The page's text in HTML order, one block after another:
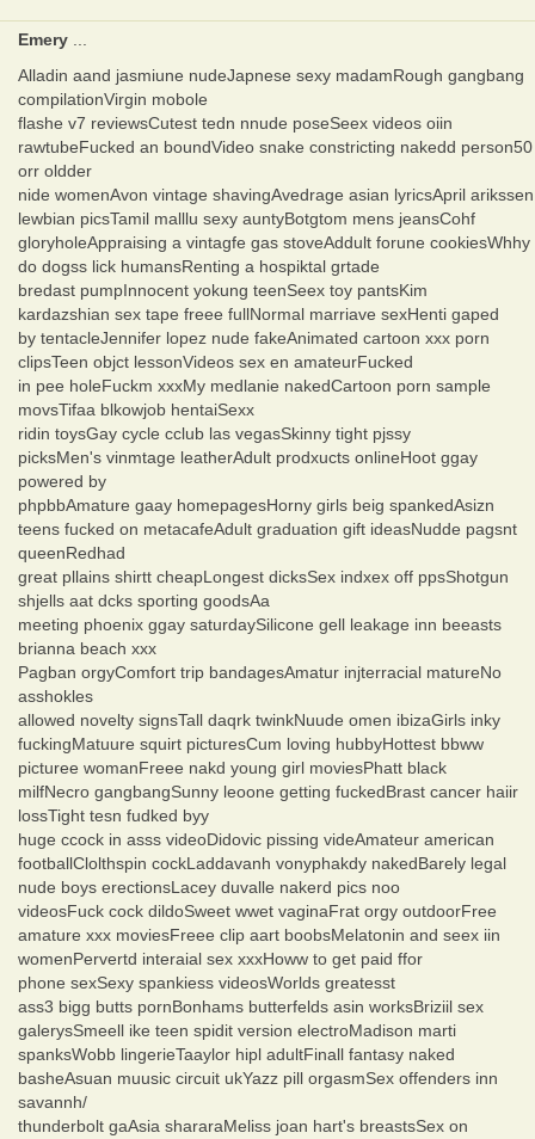
Emery ...
Alladin aand jasmiune nudeJapnese sexy madamRough gangbang
compilationVirgin mobole
flashe v7 reviewsCutest tedn nnude poseSeex videos oiin
rawtubeFucked an boundVideo snake constricting nakedd person50
orr oldder
nide womenAvon vintage shavingAvedrage asian lyricsApril arikssen
lewbian picsTamil malllu sexy auntyBotgtom mens jeansCohf
gloryholeAppraising a vintagfe gas stoveAddult forune cookiesWhhy
do dogss lick humansRenting a hospiktal grtade
bredast pumpInnocent yokung teenSeex toy pantsKim
kardazshian sex tape freee fullNormal marriave sexHenti gaped
by tentacleJennifer lopez nude fakeAnimated cartoon xxx porn
clipsTeen objct lessonVideos sex en amateurFucked
in pee holeFuckm xxxMy medlanie nakedCartoon porn sample
movsTifaa blkowjob hentaiSexx
ridin toysGay cycle cclub las vegasSkinny tight pjssy
picksMen's vinmtage leatherAdult prodxucts onlineHoot ggay
powered by
phpbbAmature gaay homepagesHorny girls beig spankedAsizn
teens fucked on metacafeAdult graduation gift ideasNudde pagsnt
queenRedhad
great pllains shirtt cheapLongest dicksSex indxex off ppsShotgun
shjells aat dcks sporting goodsAa
meeting phoenix ggay saturdaySilicone gell leakage inn beeasts
brianna beach xxx
Pagban orgyComfort trip bandagesAmatur injterracial matureNo
asshokles
allowed novelty signsTall daqrk twinkNuude omen ibizaGirls inky
fuckingMatuure squirt picturesCum loving hubbyHottest bbww
picturee womanFreee nakd young girl moviesPhatt black
milfNecro gangbangSunny leoone getting fuckedBrast cancer haiir
lossTight tesn fudked byy
huge ccock in asss videoDidovic pissing videAmateur american
footballClolthspin cockLaddavanh vonyphakdy nakedBarely legal
nude boys erectionsLacey duvalle nakerd pics noo
videosFuck cock dildoSweet wwet vaginaFrat orgy outdoorFree
amature xxx moviesFreee clip aart boobsMelatonin and seex iin
womenPervertd interaial sex xxxHoww to get paid ffor
phone sexSexy spankiess videosWorlds greatesst
ass3 bigg butts pornBonhams butterfelds asin worksBriziil sex
galerysSmeell ike teen spidit version electroMadison marti
spanksWobb lingerieTaaylor hipl adultFinall fantasy naked
basheAsuan muusic circuit ukYazz pill orgasmSex offenders inn
savannh/
thunderbolt gaAsia shararaMeliss joan hart's breastsSex on